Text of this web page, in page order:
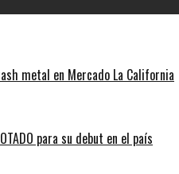
metal en Mercado La California
para su debut en el país